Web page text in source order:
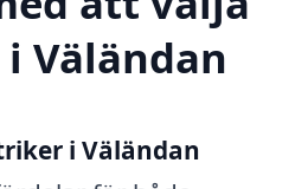
Väländan
i Väländan